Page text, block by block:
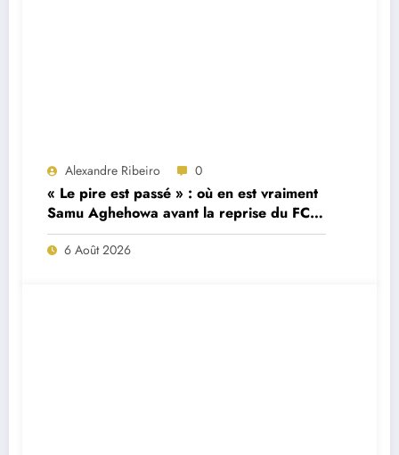
Alexandre Ribeiro 0
« Le pire est passé » : où en est vraiment
Samu Aghehowa avant la reprise du FC
Porto ?
6 Août 2026